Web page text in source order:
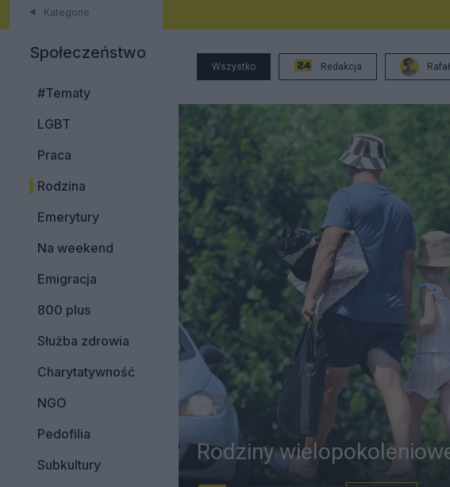
Kategorie
Społeczeństwo
#Tematy
LGBT
Praca
Rodzina
Emerytury
Na weekend
Emigracja
800 plus
Służba zdrowia
Charytatywność
NGO
Pedofilia
Subkultury
Wszystko Redakcja
Rodziny